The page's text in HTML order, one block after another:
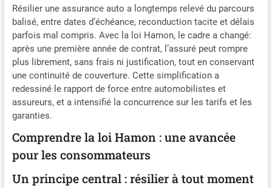
Résilier une assurance auto a longtemps relevé du parcours
balisé, entre dates d’échéance, reconduction tacite et délais
parfois mal compris. Avec la loi Hamon, le cadre a changé:
après une première année de contrat, l’assuré peut rompre
plus librement, sans frais ni justification, tout en conservant
une continuité de couverture. Cette simplification a
redessiné le rapport de force entre automobilistes et
assureurs, et a intensifié la concurrence sur les tarifs et les
garanties.
Comprendre la loi Hamon : une avancée
pour les consommateurs
Un principe central : résilier à tout moment